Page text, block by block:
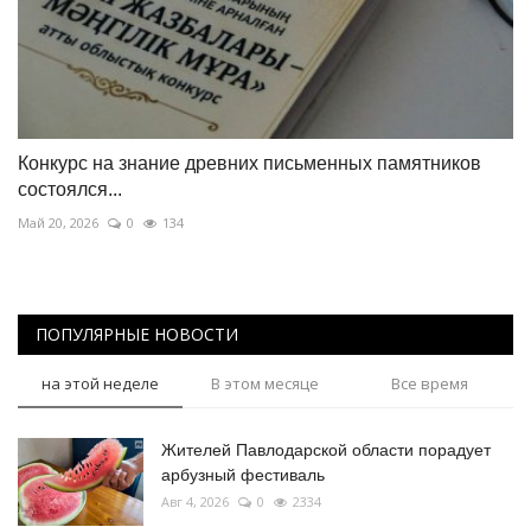
Конкурс на знание древних письменных памятников
состоялся...
Май 20, 2026 0 134
ПОПУЛЯРНЫЕ НОВОСТИ
на этой неделе В этом месяце Все время
Жителей Павлодарской области порадует
арбузный фестиваль
Авг 4, 2026 0 2334